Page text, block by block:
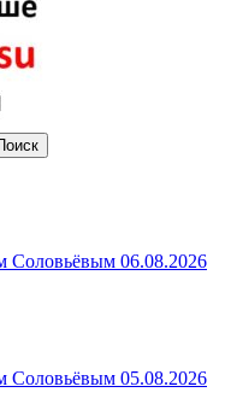
Соловьёвым 06.08.2026
Соловьёвым 05.08.2026